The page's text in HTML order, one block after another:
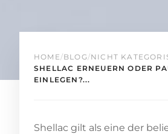
HOME/BLOG/NICHT
SHELLAC ERNEUERN ODER
EINLEGEN?...
Shellac gilt als eine der